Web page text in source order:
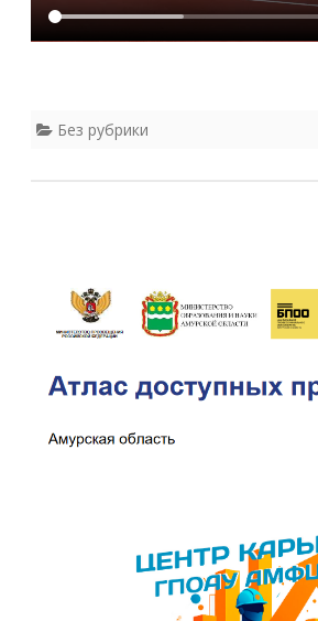
Без рубрики